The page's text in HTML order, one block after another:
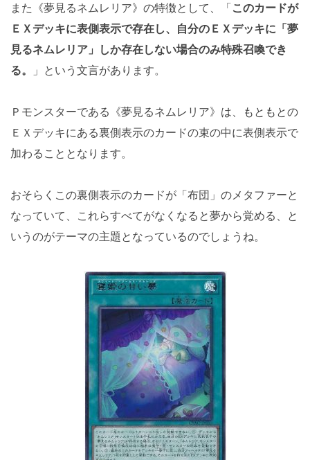
また《夢見るネムレリア》の特徴として、「このカードが
ＥＸデッキに表側表示で存在し、自分のＥＸデッキに「夢
見るネムレリア」しか存在しない場合のみ特殊召喚でき
る。
」という文言があります。
Ｐモンスターである《夢見るネムレリア》は、もともとの
ＥＸデッキにある裏側表示のカードの束の中に表側表示で
加わることとなります。
おそらくこの裏側表示のカードが「布団」のメタファーと
なっていて、これらすべてがなくなると夢から覚める、と
いうのがテーマの主題となっているのでしょうね。